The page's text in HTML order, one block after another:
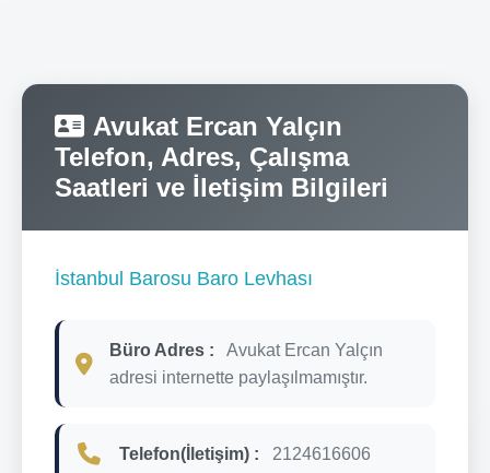
Avukat Ercan Yalçın
Telefon, Adres, Çalışma
Saatleri ve İletişim Bilgileri
İstanbul Barosu Baro Levhası
Büro Adres :
Avukat Ercan Yalçın
adresi internette paylaşılmamıştır.
Telefon(İletişim) : 2124616606